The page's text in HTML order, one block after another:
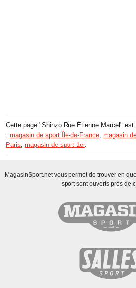
Cette page "Shinzo Rue Étienne Marcel"
: magasin de sport Île-de-France, magasin
Paris, magasin de sport 1er.
MagasinSport.net vous permet de trouver en
sport sont ouverts près de